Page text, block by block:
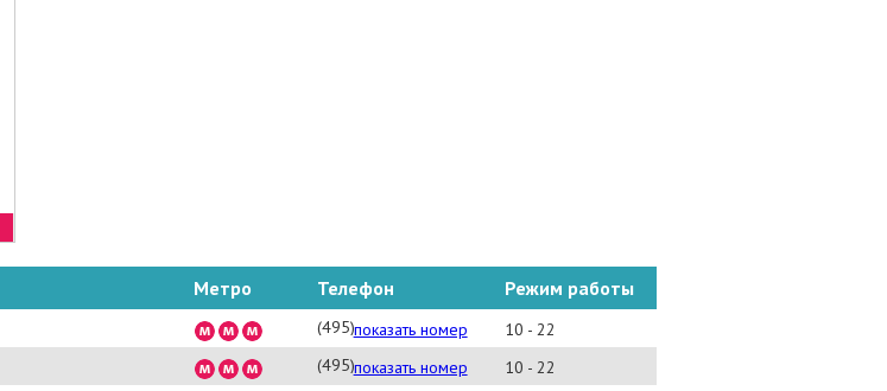
Метро Телефон Режим работы
(495) 916 45 54
показать номер
10 - 22
(495) 937 94 07/30
показать номер
10 - 22